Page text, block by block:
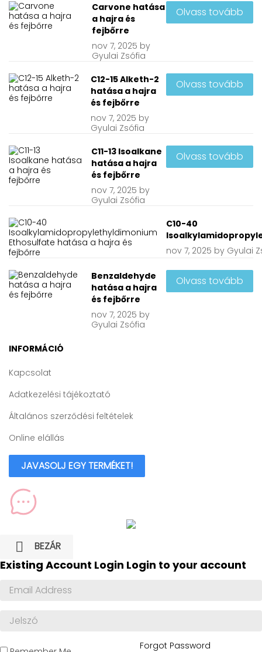
Carvone hatása
a hajra és
fejbőrre
nov 7, 2025 by
Gyulai Zsófia
Olvass tovább
C12-15 Alketh-2
hatása a hajra
és fejbőrre
nov7, 2025 by
Gyulai Zsófia
Olvass tovább
C11-13 Isoalkane
hatása a hajra
és fejbőrre
nov 7, 2025 by
Gyulai Zsófia
Olvass tovább
C10-40
nov 7, 2025 by Gyulai
Benzaldehyde
hatása a hajra
és fejbőrre
nov 7, 2025 by
Gyulai Zsófia
Olvass tovább
INFORMÁCIÓ
Kapcsolat
Adatkezelési tájékoztató
Általános szerződési feltételek
Online elállás
JAVASOLJ EGY TERMÉKET!
 BEZÁR
Existing Account Login Login to your account
Forgot Password